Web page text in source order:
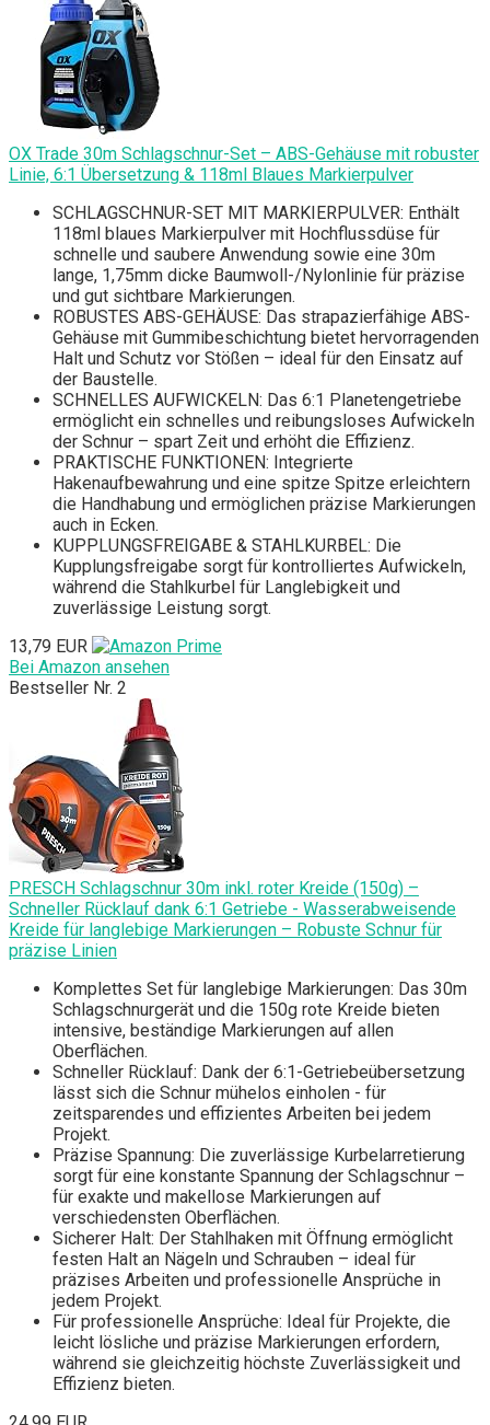
OX Trade 30m Schlagschnur-Set – ABS-Gehäuse mit robuster
Linie, 6:1 Übersetzung & 118ml Blaues Markierpulver
SCHLAGSCHNUR-SET MIT MARKIERPULVER: Enthält
118ml blaues Markierpulver mit Hochflussdüse für
schnelle und saubere Anwendung sowie eine 30m
lange, 1,75mm dicke Baumwoll-/Nylonlinie für präzise
und gut sichtbare Markierungen.
ROBUSTES ABS-GEHÄUSE: Das strapazierfähige ABS-
Gehäuse mit Gummibeschichtung bietet hervorragenden
Halt und Schutz vor Stößen – ideal für den Einsatz auf
der Baustelle.
SCHNELLES AUFWICKELN: Das 6:1 Planetengetriebe
ermöglicht ein schnelles und reibungsloses Aufwickeln
der Schnur – spart Zeit und erhöht die Effizienz.
PRAKTISCHE FUNKTIONEN: Integrierte
Hakenaufbewahrung und eine spitze Spitze erleichtern
die Handhabung und ermöglichen präzise Markierungen
auch in Ecken.
KUPPLUNGSFREIGABE & STAHLKURBEL: Die
Kupplungsfreigabe sorgt für kontrolliertes Aufwickeln,
während die Stahlkurbel für Langlebigkeit und
zuverlässige Leistung sorgt.
13,79 EUR
Bei Amazon ansehen
Bestseller Nr. 2
PRESCH Schlagschnur 30m inkl. roter Kreide (150g) –
Schneller Rücklauf dank 6:1 Getriebe - Wasserabweisende
Kreide für langlebige Markierungen – Robuste Schnur für
präzise Linien
Komplettes Set für langlebige Markierungen: Das 30m
Schlagschnurgerät und die 150g rote Kreide bieten
intensive, beständige Markierungen auf allen
Oberflächen.
Schneller Rücklauf: Dank der 6:1-Getriebeübersetzung
lässt sich die Schnur mühelos einholen - für
zeitsparendes und effizientes Arbeiten bei jedem
Projekt.
Präzise Spannung: Die zuverlässige Kurbelarretierung
sorgt für eine konstante Spannung der Schlagschnur –
für exakte und makellose Markierungen auf
verschiedensten Oberflächen.
Sicherer Halt: Der Stahlhaken mit Öffnung ermöglicht
festen Halt an Nägeln und Schrauben – ideal für
präzises Arbeiten und professionelle Ansprüche in
jedem Projekt.
Für professionelle Ansprüche: Ideal für Projekte, die
leicht lösliche und präzise Markierungen erfordern,
während sie gleichzeitig höchste Zuverlässigkeit und
Effizienz bieten.